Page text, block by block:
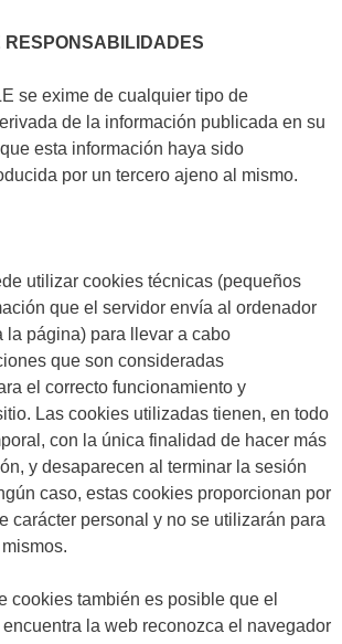
RESPONSABILIDADES
se exime de cualquier tipo de
de la información publicada en su
esta información haya sido
por un tercero ajeno al mismo.
utilizar cookies técnicas (pequeños
que el servidor envía al ordenador
la página) para llevar a cabo
que son consideradas
el correcto funcionamiento y
Las cookies utilizadas tienen, en todo
con la única finalidad de hacer más
y desaparecen al terminar la sesión
caso, estas cookies proporcionan por
carácter personal y no se utilizarán para
cookies también es posible que el
la web reconozca el navegador